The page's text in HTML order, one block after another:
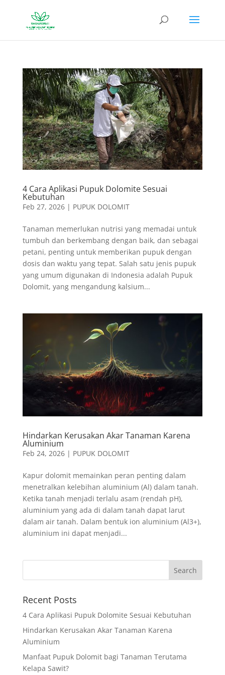
4 Cara Aplikasi Pupuk Dolomite Sesuai
Kebutuhan
Feb 27, 2026| PUPUK DOLOMIT
Tanaman memerlukan nutrisi yang memadai untuk
tumbuh dan berkembang dengan baik, dan sebagai
petani, penting untuk memberikan pupuk dengan
dosis dan waktu yang tepat. Salah satu jenis pupuk
yang umum digunakan di Indonesia adalah Pupuk
Dolomit, yang mengandung kalsium...
Hindarkan Kerusakan Akar Tanaman Karena
Aluminium
Feb 24, 2026| PUPUK DOLOMIT
Kapur dolomit memainkan peran penting dalam
menetralkan kelebihan aluminium (Al) dalam tanah.
Ketika tanah menjadi terlalu asam (rendah pH),
aluminium yang ada di dalam tanah dapat larut
dalam air tanah. Dalam bentuk ion aluminium (Al3+),
aluminium ini dapat menjadi...
Recent Posts
4 Cara Aplikasi Pupuk Dolomite Sesuai Kebutuhan
Hindarkan Kerusakan Akar Tanaman Karena
Aluminium
Manfaat Pupuk Dolomit bagi Tanaman Terutama
Kelapa Sawit?